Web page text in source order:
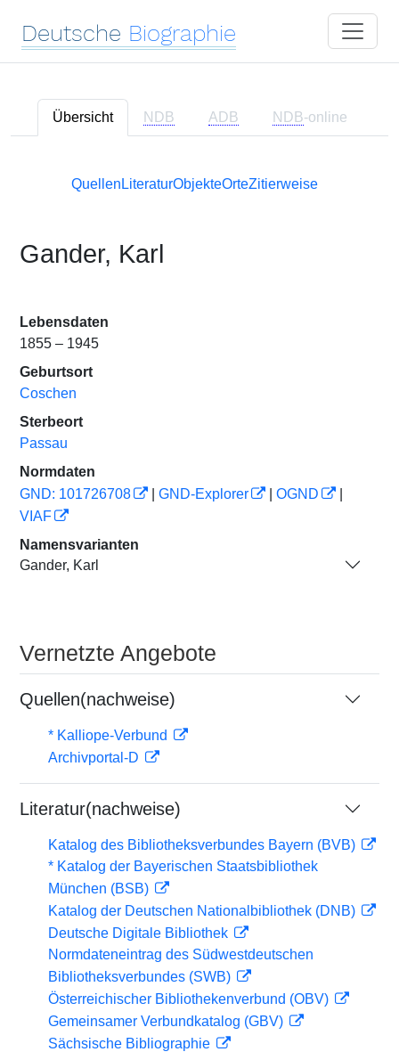
Deutsche Biographie
Übersicht NDB ADB NDB-online
Quellen LiteraturObjekteOrteZitierweise
Gander, Karl
Lebensdaten
1855 – 1945
Geburtsort
Coschen
Sterbeort
Passau
Normdaten
GND: 101726708
GND-Explorer OGND
VIAF
Namensvarianten
Gander, Karl
Vernetzte Angebote
Quellen(nachweise)
* Kalliope-Verbund
Archivportal-D
Literatur(nachweise)
Katalog des Bibliotheksverbundes Bayern (BVB)
* Katalog der Bayerischen Staatsbibliothek
München (BSB)
Katalog der Deutschen Nationalbibliothek (DNB)
Deutsche Digitale Bibliothek
Normdateneintrag des Südwestdeutschen
Bibliotheksverbundes (SWB)
Österreichischer Bibliothekenverbund (OBV)
Gemeinsamer Verbundkatalog (GBV)
Sächsische Bibliographie